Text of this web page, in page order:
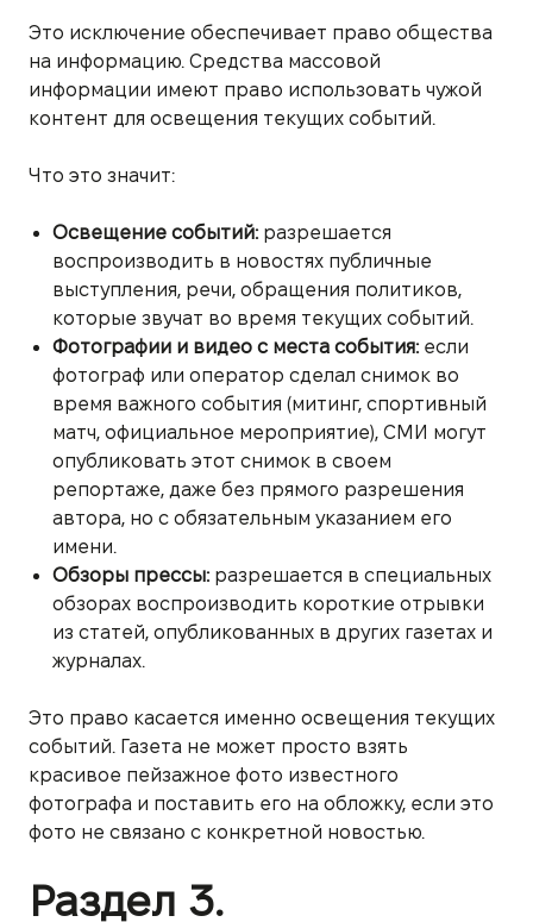
Это исключение обеспечивает право общества
на информацию. Средства массовой
информации имеют право использовать чужой
контент для освещения текущих событий.
Что это значит:
Освещение событий:разрешается
воспроизводить в новостях публичные
выступления, речи, обращения политиков,
которые звучат во время текущих событий.
Фотографии и видео с места события:если
фотограф или оператор сделал снимок во
время важного события (митинг, спортивный
матч, официальное мероприятие), СМИ могут
опубликовать этот снимок в своем
репортаже, даже без прямого разрешения
автора, но с обязательным указанием его
имени.
Обзоры прессы:разрешается в специальных
обзорах воспроизводить короткие отрывки
из статей, опубликованных в других газетах и
журналах.
Это право касается именно освещения текущих
событий. Газета не может просто взять
красивое пейзажное фото известного
фотографа и поставить его на обложку, если это
фото не связано с конкретной новостью.
Раздел 3.